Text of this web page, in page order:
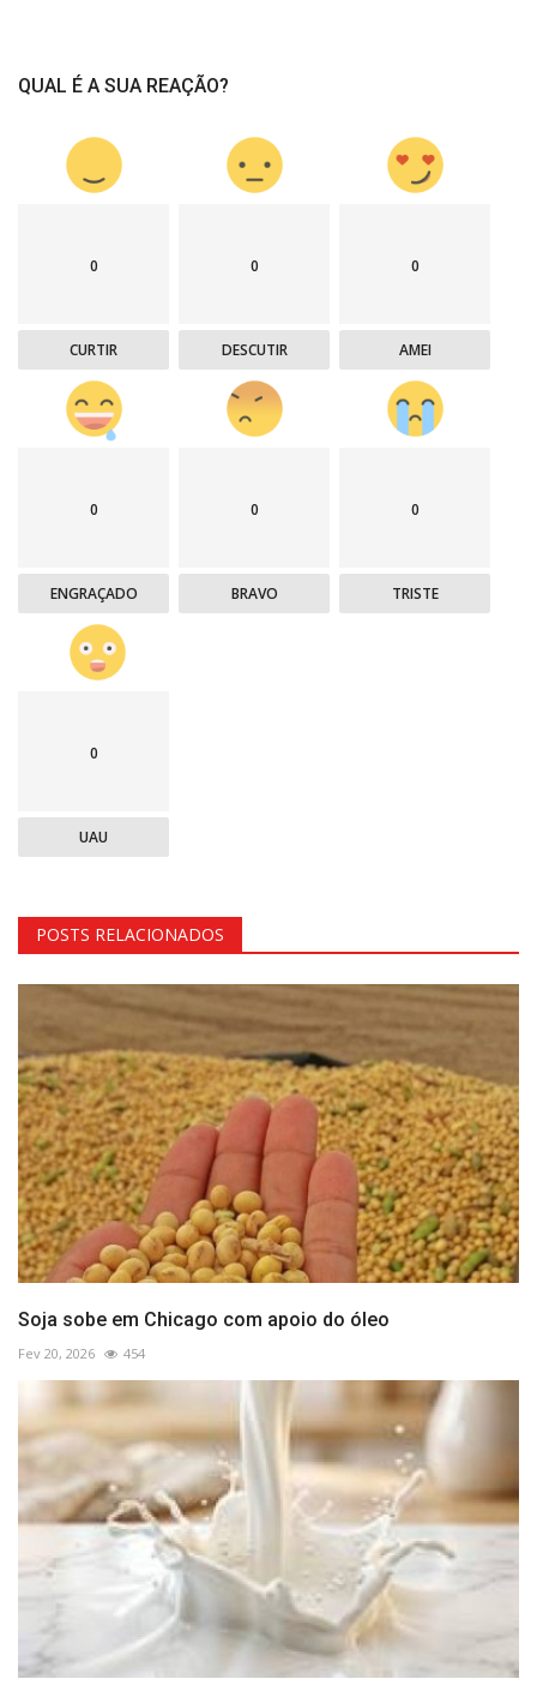
QUAL É A SUA REAÇÃO?
0
CURTIR
0
DESCUTIR
0
AMEI
0
ENGRAÇADO
0
BRAVO
0
TRISTE
0
UAU
POSTS RELACIONADOS
Soja sobe em Chicago com apoio do óleo
Fev 20, 2026 454